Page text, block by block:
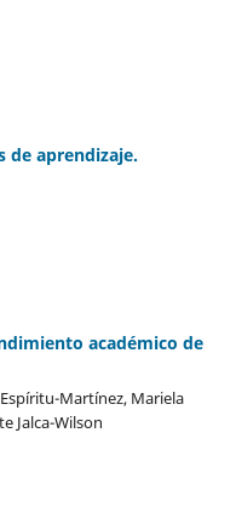
de aprendizaje.
académico de
Martínez, Mariela
Jalca-Wilson